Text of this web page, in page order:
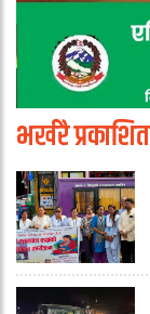
भर्खरै प्रकाशित